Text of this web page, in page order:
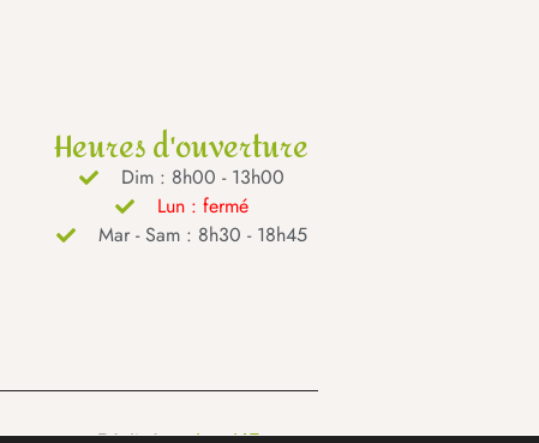
Heures d'ouverture
Dim : 8h00 - 13h00
Lun : fermé
Mar - Sam : 8h30 - 18h45